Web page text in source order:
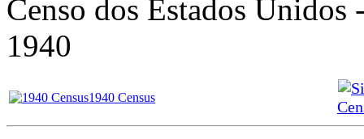
Censo dos Estados Unidos
1940
1940 Census